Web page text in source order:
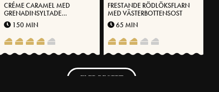
CRÉME CARAMEL MED
GRENADINSYLTADE
APELSINSKAL
150 MIN
FRESTANDE RÖDLÖKSFLARN
MED VÄSTERBOTTENSOST
65 MIN
FLER RECEPT